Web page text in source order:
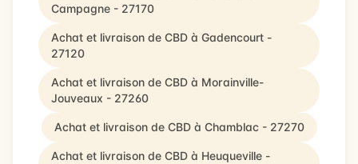
Campagne - 27170
Achat et livraison de CBD à Gadencourt -
27120
Achat et livraison de CBD à Morainville-
Jouveaux - 27260
Achat et livraison de CBD à Chamblac - 27270
Achat et livraison de CBD à Heuqueville -